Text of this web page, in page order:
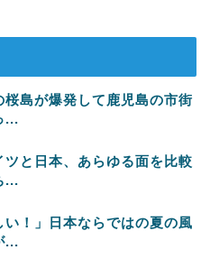
桜島が爆発して鹿児島の市街
...
ツと日本、あらゆる面を比較
...
い！」日本ならではの夏の風
...